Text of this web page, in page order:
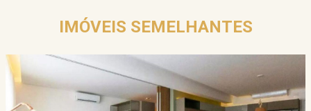
IMÓVEIS SEMELHANTES